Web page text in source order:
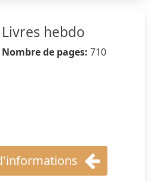
Livres hebdo
Nombre de pages: 710